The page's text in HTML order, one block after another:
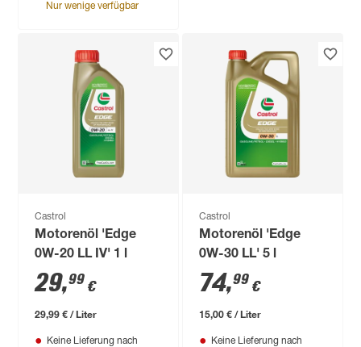
Nur wenige verfügbar
Castrol
Motorenöl 'Edge
0W-20 LL IV' 1 l
29,99 €
29,99 € / Liter
Keine Lieferung nach
Castrol
Motorenöl 'Edge
0W-30 LL' 5 l
74,99 €
15,00 € / Liter
Keine Lieferung nach